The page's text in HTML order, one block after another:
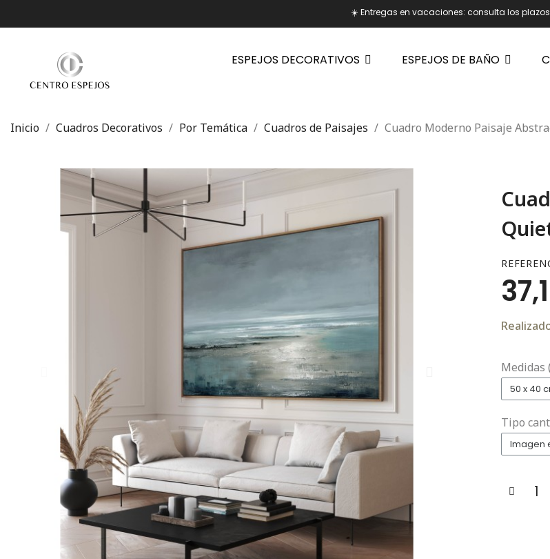
☀️ Entregas en vacaciones: consulta los plazos
ESPEJOS DECORATIVOS ESPEJOS DE BAÑO
Inicio Cuadros Decorativos Por Temática Cuadros de Paisajes Cuadro Moderno Paisaje
Medidas
Tipo